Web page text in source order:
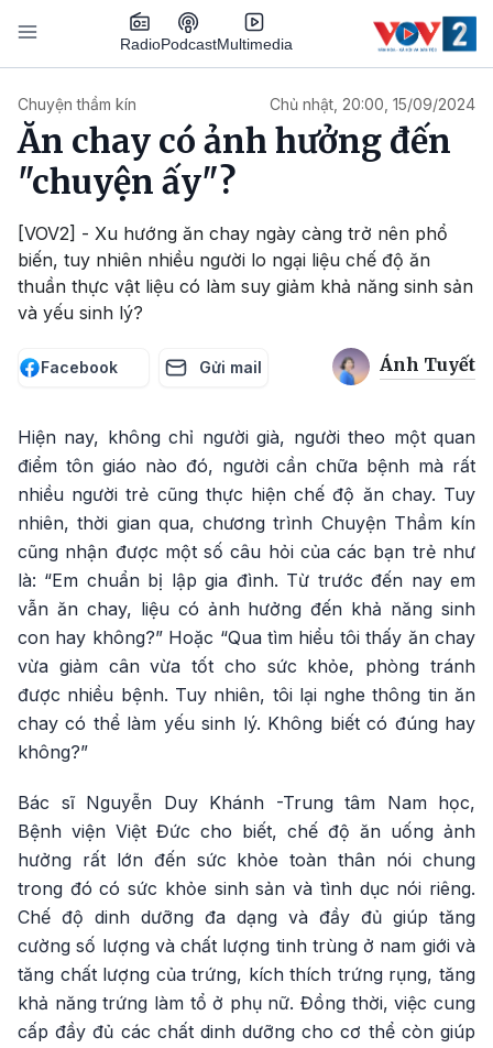
Nhảy đến nội dung
RadioPodcastMultimedia
Chuyện thầm kín Chủ nhật, 20:00, 15/09/2024
Ăn chay có ảnh hưởng đến
"chuyện ấy"?
[VOV2] - Xu hướng ăn chay ngày càng trở nên phổ
biến, tuy nhiên nhiều người lo ngại liệu chế độ ăn
thuần thực vật liệu có làm suy giảm khả năng sinh sản
và yếu sinh lý?
Facebook Gửi mail Ánh Tuyết
Hiện nay, không chỉ người già, người theo một quan
điểm tôn giáo nào đó, người cần chữa bệnh mà rất
nhiều người trẻ cũng thực hiện chế độ ăn chay. Tuy
nhiên, thời gian qua, chương trình Chuyện Thầm kín
cũng nhận được một số câu hỏi của các bạn trẻ như
là: “Em chuẩn bị lập gia đình. Từ trước đến nay em
vẫn ăn chay, liệu có ảnh hưởng đến khả năng sinh
con hay không?” Hoặc “Qua tìm hiểu tôi thấy ăn chay
vừa giảm cân vừa tốt cho sức khỏe, phòng tránh
được nhiều bệnh. Tuy nhiên, tôi lại nghe thông tin ăn
chay có thể làm yếu sinh lý. Không biết có đúng hay
không?”
Bác sĩ Nguyễn Duy Khánh -Trung tâm Nam học,
Bệnh viện Việt Đức cho biết, chế độ ăn uống ảnh
hưởng rất lớn đến sức khỏe toàn thân nói chung
trong đó có sức khỏe sinh sản và tình dục nói riêng.
Chế độ dinh dưỡng đa dạng và đầy đủ giúp tăng
cường số lượng và chất lượng tinh trùng ở nam giới và
tăng chất lượng của trứng, kích thích trứng rụng, tăng
khả năng trứng làm tổ ở phụ nữ. Đồng thời, việc cung
cấp đầy đủ các chất dinh dưỡng cho cơ thể còn giúp